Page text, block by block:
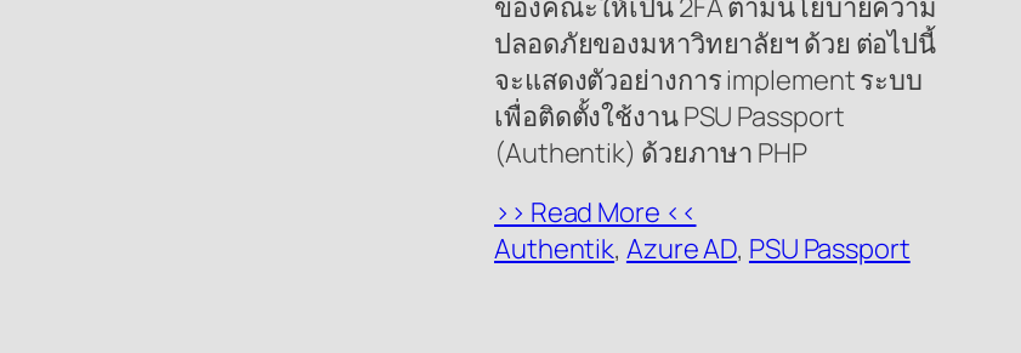
ปลอดภัยของมหาวิทยาลัยฯ ด้วย ต่อไปนี้
จะแสดงตัวอย่างการ implement ระบบ
เพื่อติดตั้งใช้งาน PSU Passport
(Authentik) ด้วยภาษา PHP
>> Read More <<
Authentik, Azure AD, PSU Passport